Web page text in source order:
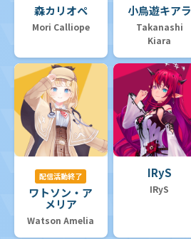
森カリオペ
Mori Calliope
小鳥遊キアラ
Takanashi
Kiara
配信活動終了
ワトソン・ア
メリア
Watson Amelia
IRyS
IRyS